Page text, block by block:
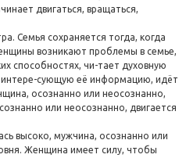
двигаться, вращаться,
Семья сохраняется тогда, когда
возникают проблемы в семье,
способностях, чи-тает духовную
интере-сующую её информацию, идёт
осознанно или неосознанно,
или неосознанно, двигается
высоко, мужчина, осознанно или
Женщина имеет силу, чтобы